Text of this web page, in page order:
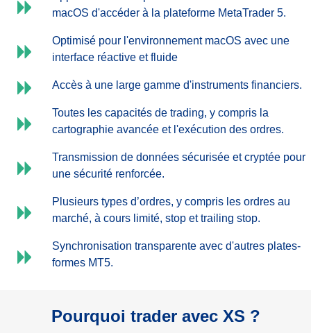
macOS d'accéder à la plateforme MetaTrader 5.
Optimisé pour l'environnement macOS avec une
interface réactive et fluide
Accès à une large gamme d'instruments financiers.
Toutes les capacités de trading, y compris la
cartographie avancée et l'exécution des ordres.
Transmission de données sécurisée et cryptée pour
une sécurité renforcée.
Plusieurs types d’ordres, y compris les ordres au
marché, à cours limité, stop et trailing stop.
Synchronisation transparente avec d'autres plates-
formes MT5.
Pourquoi trader avec XS ?